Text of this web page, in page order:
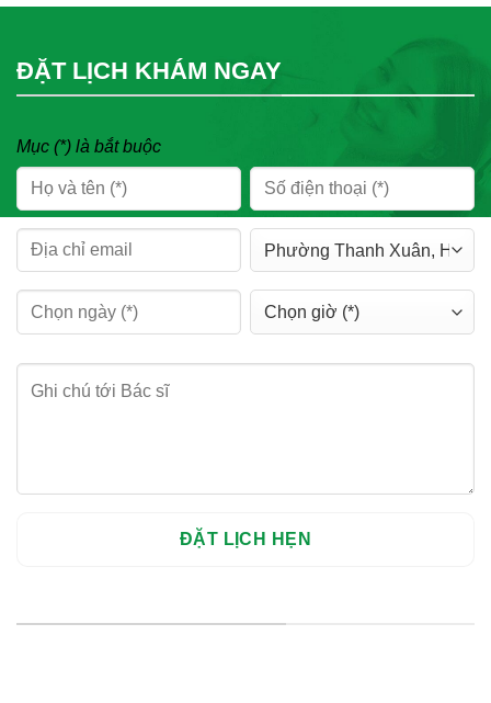
ĐẶT LỊCH KHÁM NGAY
Mục (*) là bắt buộc